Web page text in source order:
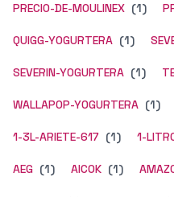
PRECIO-DE-MOULINEX (1)
QUIGG-YOGURTERA (1)
SEVERIN-YOGURTERA (1)
WALLAPOP-YOGURTERA (1)
1-3L-ARIETE-617 (1) 1-
AEG (1) AICOK (1)